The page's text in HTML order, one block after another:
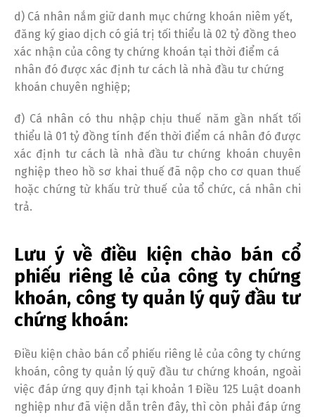
d) Cá nhân nắm giữ danh mục chứng khoán niêm yết,
đăng ký giao dịch có giá trị tối thiểu là 02 tỷ đồng theo
xác nhận của công ty chứng khoán tại thời điểm cá
nhân đó được xác định tư cách là nhà đầu tư chứng
khoán chuyên nghiệp;
đ) Cá nhân có thu nhập chịu thuế năm gần nhất tối
thiểu là 01 tỷ đồng tính đến thời điểm cá nhân đó được
xác định tư cách là nhà đầu tư chứng khoán chuyên
nghiệp theo hồ sơ khai thuế đã nộp cho cơ quan thuế
hoặc chứng từ khấu trừ thuế của tổ chức, cá nhân chi
trả.
Lưu ý về điều kiện chào bán cổ
phiếu riêng lẻ của công ty chứng
khoán, công ty quản lý quỹ đầu tư
chứng khoán:
Điều kiện chào bán cổ phiếu riêng lẻ của công ty chứng
khoán, công ty quản lý quỹ đầu tư chứng khoán, ngoài
việc đáp ứng quy định tại khoản 1 Điều 125 Luật doanh
nghiệp như đã viện dẫn trên đây, thì còn phải đáp ứng